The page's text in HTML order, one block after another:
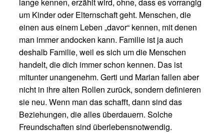
um Kinder oder Elternschaft geht. Menschen, die
einen aus einem Leben „davor“ kennen, mit denen
man immer andocken kann. Familie ist ja auch
deshalb Familie, weil es sich um die Menschen
handelt, die dich immer schon kennen. Das ist
mitunter unangenehm. Gerti und Marian fallen aber
nicht in ihre alten Rollen zurück, sondern definieren
sie neu. Wenn man das schafft, dann sind das
Beziehungen, die alles überdauern. Solche
Freundschaften sind überlebensnotwendig.